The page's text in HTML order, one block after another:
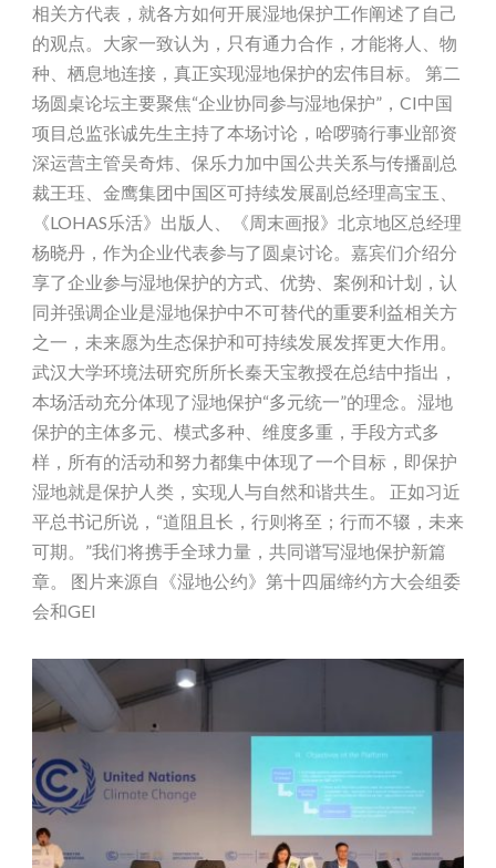
相关方代表，就各方如何开展湿地保护工作阐述了自己
的观点。大家一致认为，只有通力合作，才能将人、物
种、栖息地连接，真正实现湿地保护的宏伟目标。 第二
场圆桌论坛主要聚焦“企业协同参与湿地保护”，CI中国
项目总监张诚先生主持了本场讨论，哈啰骑行事业部资
深运营主管吴奇炜、保乐力加中国公共关系与传播副总
裁王珏、金鹰集团中国区可持续发展副总经理高宝玉、
《LOHAS乐活》出版人、《周末画报》北京地区总经理
杨晓丹，作为企业代表参与了圆桌讨论。嘉宾们介绍分
享了企业参与湿地保护的方式、优势、案例和计划，认
同并强调企业是湿地保护中不可替代的重要利益相关方
之一，未来愿为生态保护和可持续发展发挥更大作用。
武汉大学环境法研究所所长秦天宝教授在总结中指出，
本场活动充分体现了湿地保护“多元统一”的理念。湿地
保护的主体多元、模式多种、维度多重，手段方式多
样，所有的活动和努力都集中体现了一个目标，即保护
湿地就是保护人类，实现人与自然和谐共生。 正如习近
平总书记所说，“道阻且长，行则将至；行而不辍，未来
可期。”我们将携手全球力量，共同谱写湿地保护新篇
章。 图片来源自《湿地公约》第十四届缔约方大会组委
会和GEI